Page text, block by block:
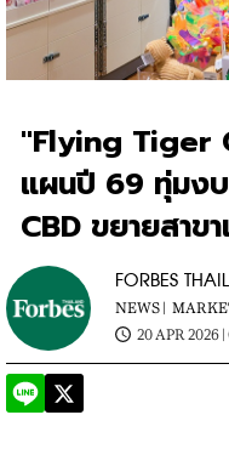
"Flying Tiger
แผนปี 69 ทุ่มง
CBD ขยายสาข
FORBES
NEWS |
20 APR 2026